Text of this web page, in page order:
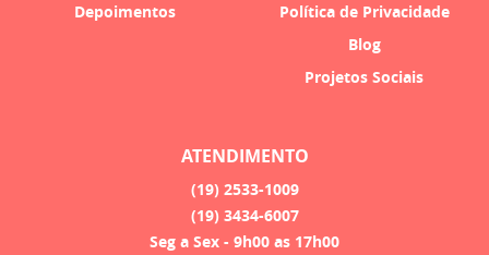
Depoimentos
Política de Privacidade
Blog
Projetos Sociais
ATENDIMENTO
(19) 2533-1009
(19) 3434-6007
Seg a Sex - 9h00 as 17h00